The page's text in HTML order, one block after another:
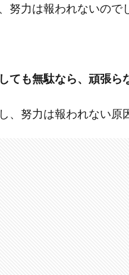
努力は報われないので
ても無駄なら、頑張ら
、努力は報われない原